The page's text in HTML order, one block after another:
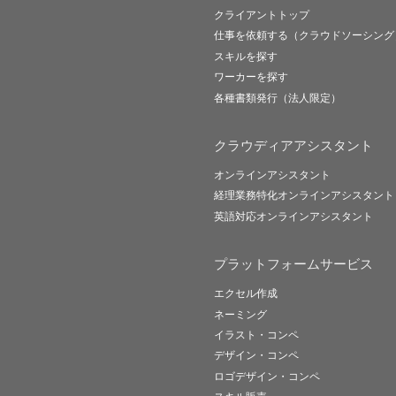
クライアントトップ
仕事を依頼する（クラウドソーシング
スキルを探す
ワーカーを探す
各種書類発行（法人限定）
クラウディアアシスタント
オンラインアシスタント
経理業務特化オンラインアシスタント
英語対応オンラインアシスタント
プラットフォームサービス
エクセル作成
ネーミング
イラスト・コンペ
デザイン・コンペ
ロゴデザイン・コンペ